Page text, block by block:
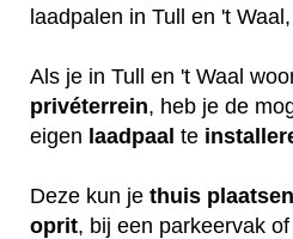
laadpalen in Tull en 't
Als je in Tull en 't Waal
privéterrein, heb je de
eigen laadpaal te
Deze kun je thuis plaatsen
oprit, bij een parkeervak